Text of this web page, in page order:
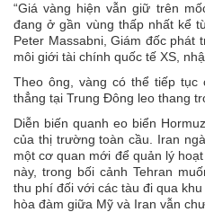
“Giá vàng hiện vẫn giữ trên
đang ở gần vùng thấp nhất kể
Peter Massabni, Giám đốc phát
môi giới tài chính quốc tế XS,
Theo ông, vàng có thể tiếp tục
thẳng tại Trung Đông leo thang
Diễn biến quanh eo biển
của thị trường toàn cầu. Iran
một cơ quan mới để quản lý
này, trong bối cảnh Tehran
thu phí đối với các tàu đi qua
hòa đàm giữa Mỹ và Iran vẫn